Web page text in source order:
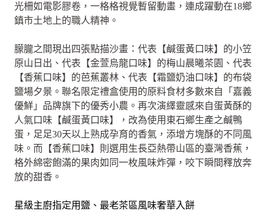
光柵如電影膠卷，一格格視覺暫留動畫，連成躍動在18鄉
鎮市土地上的職人精神。
朦朧之間現出四張點描沙畫：代表【鹹蛋黃口味】的小笠
原山日出、代表【金萱烏龍口味】的梅山晨曦茶園、代表
【香蕉口味】的芭蕉叢林、代表【霜鹽奶油口味】的布袋
鹽場夕景。聯名限定禮盒使用的原料食材多數來自「嘉義
優鮮」品牌旗下的優秀小農。再次演繹靈感來自蛋黃酥的
人氣口味【鹹蛋黃口味】，改為使用東石鄉生產之鹹鴨
蛋，足足30天以上熟成孕育的香氣，添增方塊酥的不同風
味。而【香蕉口味】則選用生長亞熱帶山區的臺灣香蕉，
格外綿密飽滿的果肉如同一枚風味炸彈，咬下瞬間釋放奔
放的甜香。
星級主廚指定用鹽、最老茶區風味奢華入餅